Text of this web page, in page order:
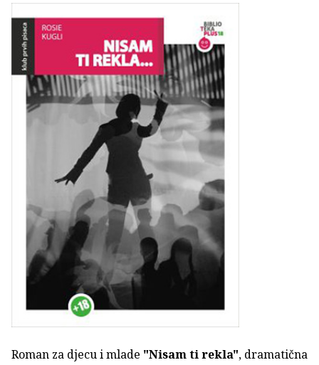
Roman za djecu i mlade "Nisam ti rekla", dramatična